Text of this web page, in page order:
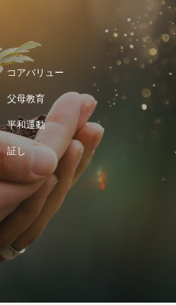
コアバリュー
父母教育
平和運動
証し